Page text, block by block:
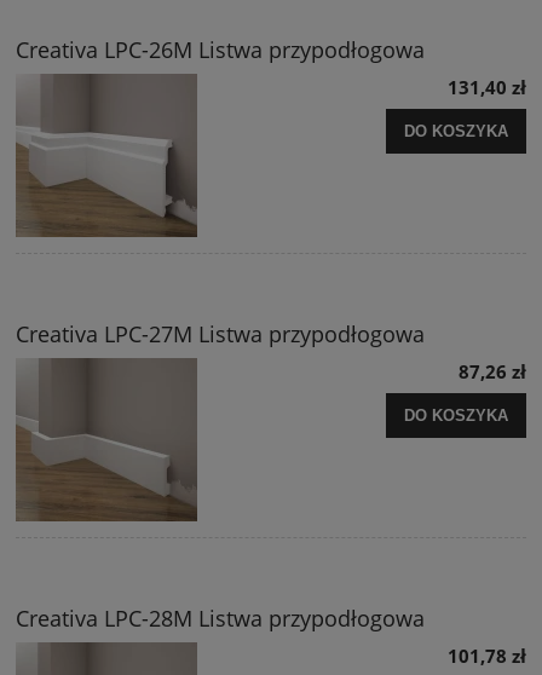
Creativa LPC-26M Listwa przypodłogowa
131,40 zł
DO KOSZYKA
Creativa LPC-27M Listwa przypodłogowa
87,26 zł
DO KOSZYKA
Creativa LPC-28M Listwa przypodłogowa
101,78 zł